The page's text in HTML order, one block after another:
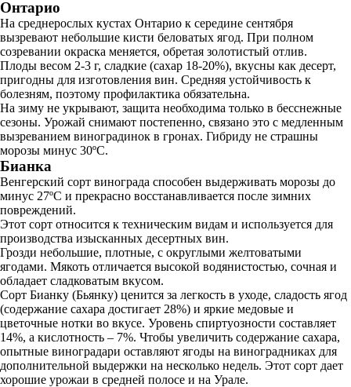
Онтарио
На среднерослых кустах Онтарио к середине сентября
вызревают небольшие кисти беловатых ягод. При полном
созревании окраска меняется, обретая золотистый отлив.
Плоды весом 2-3 г, сладкие (сахар 18-20%), вкусны как десерт,
пригодны для изготовления вин. Средняя устойчивость к
болезням, поэтому профилактика обязательна.
На зиму не укрывают, защита необходима только в бесснежные
сезоны. Урожай снимают постепенно, связано это с медленным
вызреванием виноградинок в гронах. Гибриду не страшны
морозы минус 30ºC.
Бианка
Венгерский сорт винограда способен выдерживать морозы до
минус 27ºC и прекрасно восстанавливается после зимних
повреждений.
Этот сорт относится к техническим видам и используется для
производства изысканных десертных вин.
Грозди небольшие, плотные, с округлыми желтоватыми
ягодами. Мякоть отличается высокой водянистостью, сочная и
обладает сладковатым вкусом.
Сорт Бианку (Бьянку) ценится за легкость в уходе, сладость ягод
(содержание сахара достигает 28%) и яркие медовые и
цветочные нотки во вкусе. Уровень спиртуозности составляет
14%, а кислотность – 7%. Чтобы увеличить содержание сахара,
опытные виноградари оставляют ягоды на виноградниках для
дополнительной выдержки на несколько недель. Этот сорт дает
хорошие урожаи в средней полосе и на Урале.